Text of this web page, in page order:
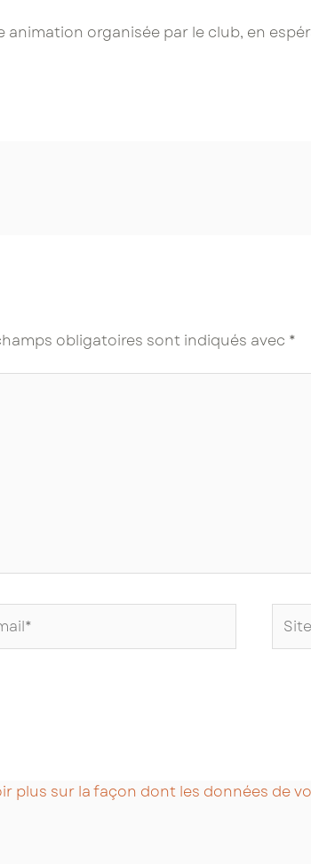
organisée par le club, en
obligatoires sont indiqués avec *
plus sur la façon dont les données de